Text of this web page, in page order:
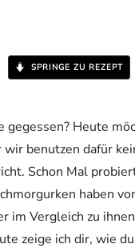
SPRINGE ZU REZEPT
gegessen? Heute
benutzen dafür
Schon Mal
haben
im Vergleich zu
zeige ich dir, wie